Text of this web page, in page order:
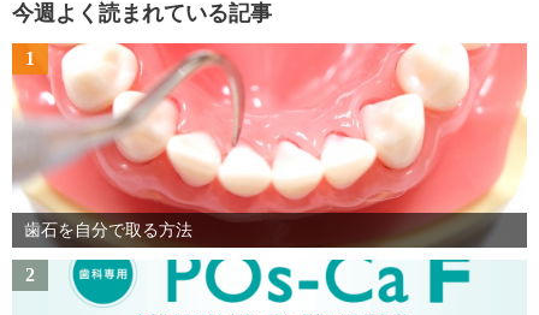
今週よく読まれている記事
1
歯石を自分で取る方法
2